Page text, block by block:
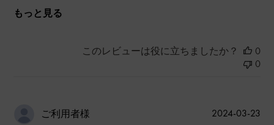
もっと見る
このレビューは役に立ちましたか？
0
0
ご利用者様
公
2024-03-23